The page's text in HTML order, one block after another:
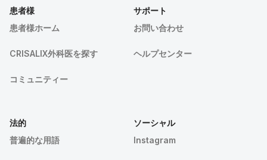
患者様
患者様ホーム
CRISALIX外科医を探す
コミュニティー
サポート
お問い合わせ
ヘルプセンター
法的
普遍的な用語
ソーシャル
Instagram